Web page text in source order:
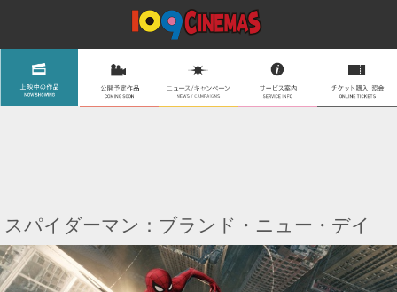
スパイダーマン：ブランド・ニュー・デイ